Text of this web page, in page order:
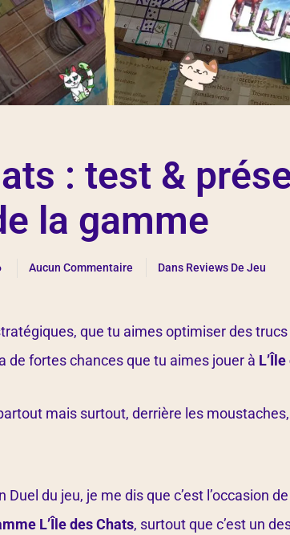
: test &
la gamme
Aucun Commentaire Dans Reviews De Jeu
que tu aimes optimiser des
de fortes chances que tu aimes jouer à
mais surtout, derrière les
Duel du jeu, je me dis que c’est l’occasion
L’Île des Chats, surtout que c’est un